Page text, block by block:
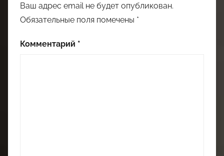
Ваш адрес email не будет опубликован.
Обязательные поля помечены *
Комментарий *